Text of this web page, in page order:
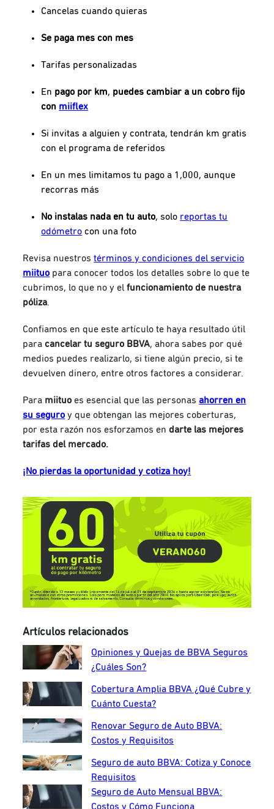
Cancelas cuando quieras
Se paga mes con mes
Tarifas personalizadas
En pago por km, puedes cambiar a un cobro fijo
con miiflex
Si invitas a alguien y contrata, tendrán km gratis
con el programa de referidos
En un mes limitamos tu pago a 1,000, aunque
recorras más
No instalas nada en tu auto, solo reportas tu
odómetro con una foto
Revisa nuestrostérminos y condiciones del servicio
miituo para conocer todos los detalles sobre lo que te
cubrimos, lo que no y elfuncionamiento de nuestra
póliza.
Confiamos en que este artículo te haya resultado útil
paracancelar tu seguro BBVA, ahora sabes por qué
medios puedes realizarlo, si tiene algún precio, si te
devuelven dinero, entre otros factores a considerar.
Para miituo es esencial que las personas ahorren en
su seguro y que obtengan las mejores coberturas,
por esta razón nos esforzamos endarte las mejores
tarifas del mercado.
¡No pierdas la oportunidad y cotiza hoy!
Artículos relacionados
Opiniones y Quejas de BBVA Seguros
¿Cuáles Son?
Cobertura Amplia BBVA ¿Qué Cubre y
Cuánto Cuesta?
Renovar Seguro de Auto BBVA:
Costos y Requisitos
Seguro de auto BBVA: Cotiza y Conoce
Requisitos
Seguro de Auto Mensual BBVA:
Costos y Cómo Funciona